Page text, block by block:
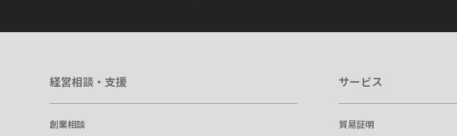
経営相談・支援
創業相談
サービス
貿易証明